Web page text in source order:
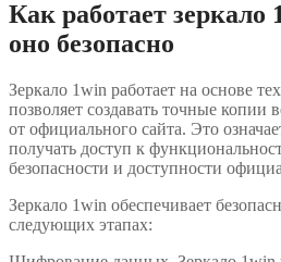
Как работает зеркало
оно безопасно
Зеркало 1win работает на основе
позволяет создавать точные копии
от официального сайта. Это
получать доступ к
безопасности и доступности
Зеркало 1win обеспечивает
следующих этапах: